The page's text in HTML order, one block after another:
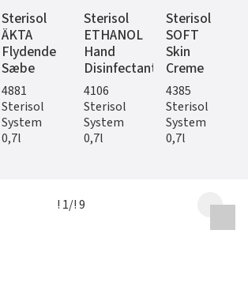
Sterisol
ÄKTA
Flydende
Sæbe
4881
Sterisol
System
0,7l
Sterisol
ETHANOL
Hand
Disinfectant
4106
Sterisol
System
0,7l
Sterisol
SOFT
Skin
Creme
4385
Sterisol
System
0,7l
! 1/! 9